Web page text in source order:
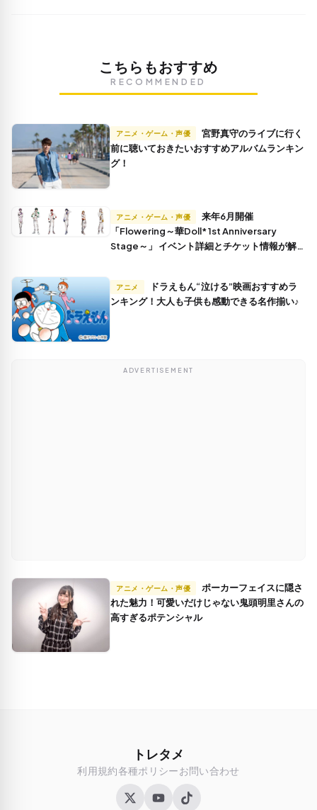
こちらもおすすめ
RECOMMENDED
アニメ・ゲーム・声優
前に聴いておきたいおすすめアルバムランキン
グ！
アニメ・ゲーム・声優
「Flowering～華Doll* 1st Anniversary
Stage～」 イベント詳細とチケット情報が解
アニメ
ンキング！大人も子供も感動できる名作揃い♪
ADVERTISEMENT
アニメ・ゲーム・声優
れた魅力！可愛いだけじゃない鬼頭明里さんの
高すぎるポテンシャル
トレタメ
利用規約各種ポリシーお問い合わせ